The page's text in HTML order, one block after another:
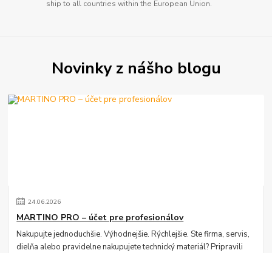
ship to all countries within the European Union.
Novinky z nášho blogu
24.06.2026
MARTINO PRO – účet pre profesionálov
Nakupujte jednoduchšie. Výhodnejšie. Rýchlejšie. Ste firma, servis,
dielňa alebo pravidelne nakupujete technický materiál? Pripravili